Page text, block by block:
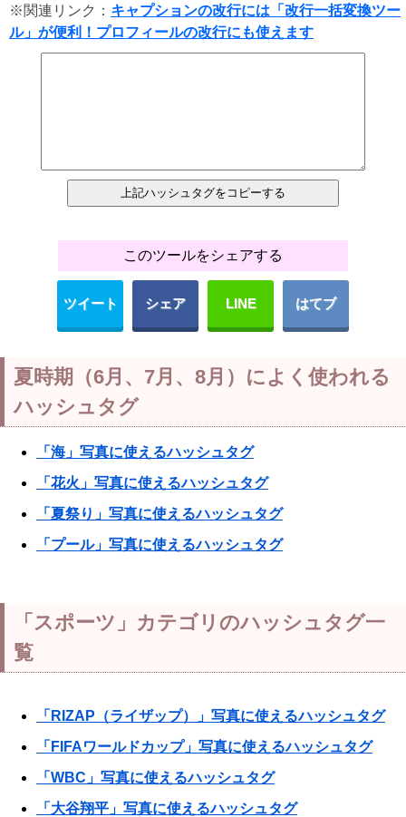
※関連リンク： キャプションの改行には「改行一括変換ツー
ル」が便利！プロフィールの改行にも使えます
このツールをシェアする
ツイート シェア LINE はてブ
夏時期（6月、7月、8月）によく使われる
ハッシュタグ
「海」写真に使えるハッシュタグ
「花火」写真に使えるハッシュタグ
「夏祭り」写真に使えるハッシュタグ
「プール」写真に使えるハッシュタグ
「スポーツ」カテゴリのハッシュタグ一
覧
「RIZAP（ライザップ）」写真に使えるハッシュタグ
「FIFAワールドカップ」写真に使えるハッシュタグ
「WBC」写真に使えるハッシュタグ
「大谷翔平」写真に使えるハッシュタグ